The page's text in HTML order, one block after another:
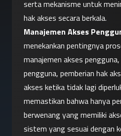
serta mekanisme untuk
hak akses secara berkala.
Manajemen Akses
menekankan pentingnya
manajemen akses
pengguna, pemberian hak
akses ketika tidak lagi
memastikan bahwa hanya
berwenang yang memiliki
sistem yang sesuai dengan